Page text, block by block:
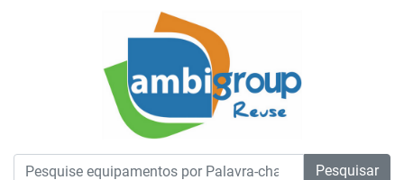
Pesquisar